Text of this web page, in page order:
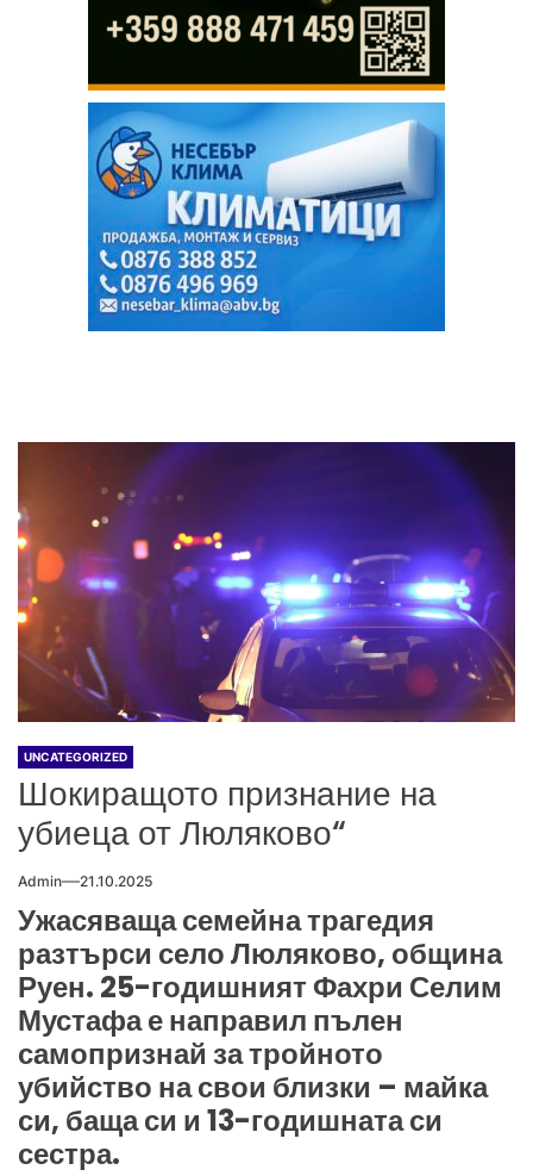
UNCATEGORIZED
Шокиращото признание на
убиеца от Люляково“
Admin 21.10.2025
Ужасяваща семейна трагедия
разтърси село Люляково, община
Руен. 25-годишният Фахри Селим
Мустафа е направил пълен
самопризнай за тройното
убийство на свои близки – майка
си, баща си и 13-годишната си
сестра.